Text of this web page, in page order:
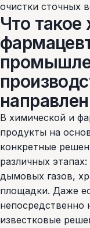
очистки сточных
Что такое
В химической и
продукты на
конкретные
различных
дымовых газов,
площадки. Даже
непосредственно
известковые